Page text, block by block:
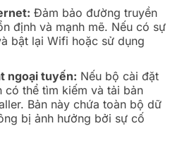
Đảm bảo đường truyền
định và mạnh mẽ. Nếu có sự
bật lại Wifi hoặc sử dụng
ngoại tuyến: Nếu bộ cài đặt
có thể tìm kiếm và tải bản
Bản này chứa toàn bộ dữ
bị ảnh hưởng bởi sự cố